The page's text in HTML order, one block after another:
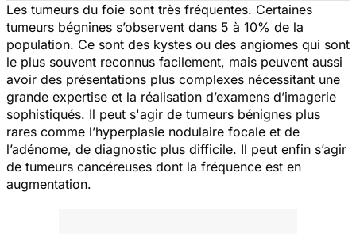
Les tumeurs du foie sont très fréquentes. Certaines
tumeurs bégnines s’observent dans 5 à 10% de la
population. Ce sont des kystes ou des angiomes qui sont
le plus souvent reconnus facilement, mais peuvent aussi
avoir des présentations plus complexes nécessitant une
grande expertise et la réalisation d’examens d’imagerie
sophistiqués. Il peut s'agir de tumeurs bénignes plus
rares comme l’hyperplasie nodulaire focale et de
l’adénome, de diagnostic plus difficile. Il peut enfin s’agir
de tumeurs cancéreuses dont la fréquence est en
augmentation.